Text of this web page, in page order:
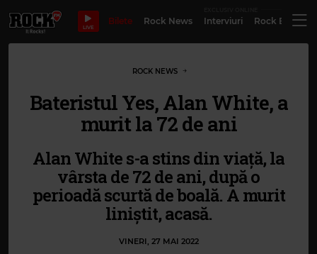
LIVE
Bilete Rock News Interviuri Rock
ROCK NEWS
Bateristul Yes, Alan White, a
murit la 72 de ani
Alan White s-a stins din viață, la
vârsta de 72 de ani, după o
perioadă scurtă de boală. A murit
liniștit, acasă.
VINERI, 27 MAI 2022